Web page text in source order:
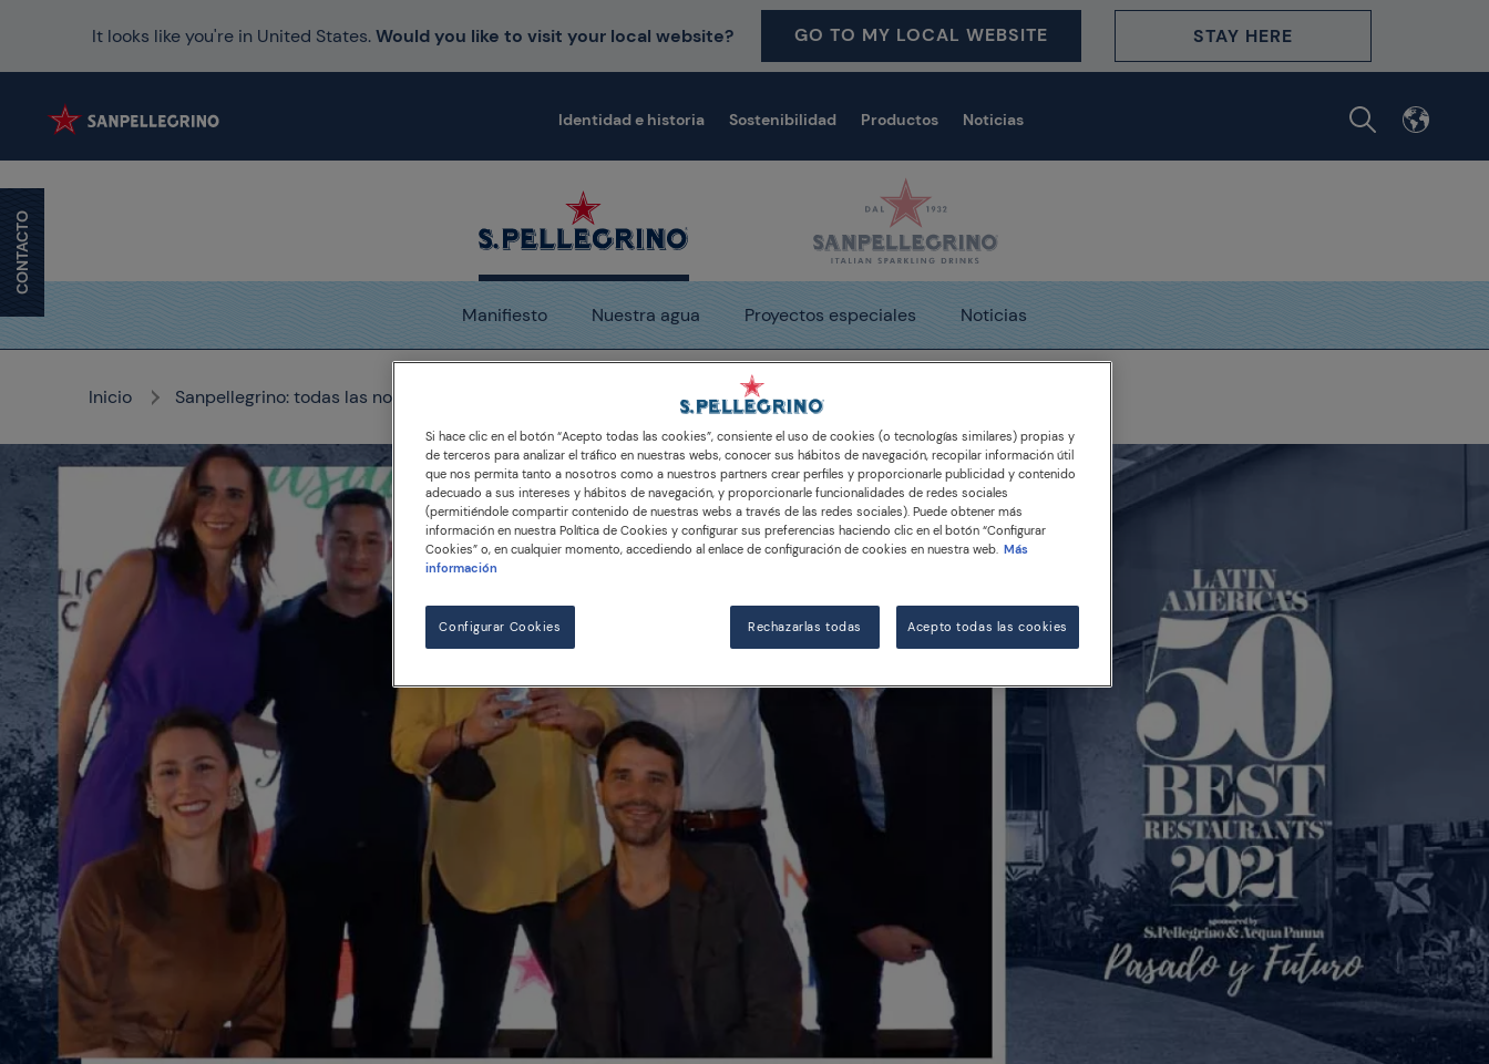
It looks like you're in United States.Would you like to visit your local website? GO TO MY LOCAL WEBSITE STAY HERE
Identidad e historia Sostenibilidad Productos Noticias
Manifiesto Nuestra agua Proyectos especiales Noticias
Inicio Sanpellegrino: todas las noticias, las historias y los medios Central lidera Latin America's 50 Best Restaurants
CONTACTO
Si hace clic en el botón “Acepto todas las cookies”, consiente el uso de cookies (o tecnologías similares) propias y
de terceros para analizar el tráfico en nuestras webs, conocer sus hábitos de navegación, recopilar información útil
que nos permita tanto a nosotros como a nuestros partners crear perfiles y proporcionarle publicidad y contenido
adecuado a sus intereses y hábitos de navegación, y proporcionarle funcionalidades de redes sociales
(permitiéndole compartir contenido de nuestras webs a través de las redes sociales). Puede obtener más
información en nuestra Política de Cookies y configurar sus preferencias haciendo clic en el botón “Configurar
Cookies” o, en cualquier momento, accediendo al enlace de configuración de cookies en nuestra web. Más
información
Configurar Cookies Rechazarlas todas Acepto todas las cookies